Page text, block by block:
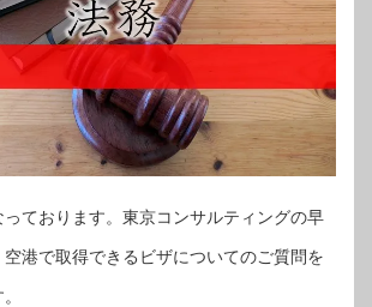
ております。東京コンサルティングの早
空港で取得できるビザについてのご質問を